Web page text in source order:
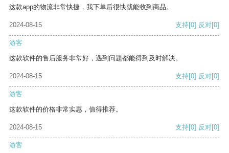
这款app的物流非常快捷，我下单后很快就能收到商品。
2024-08-15 支持[0] 反对[0]
游客
这款软件的售后服务非常好，遇到问题都能得到及时解决。
2024-08-15 支持[0] 反对[0]
游客
这款软件的价格非常实惠，值得推荐。
2024-08-15 支持[0] 反对[0]
游客